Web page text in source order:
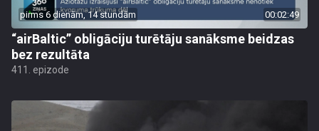
pirms 6 dienām, 14 stundām 00:02:49
“airBaltic” obligāciju turētāju sanāksme beidzas
bez rezultāta
411. epizode